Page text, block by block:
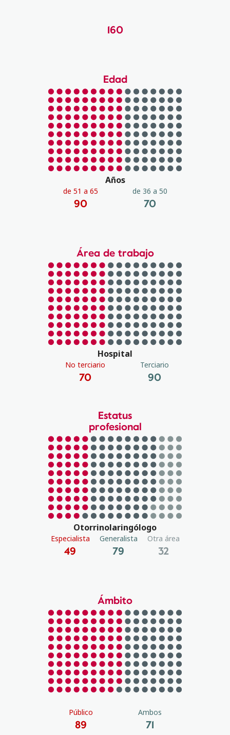
160
Edad
Años
de 51 a 65 de 36 a 50
90 70
Área de trabajo
Hospital
No terciario Terciario
70 90
Estatus
profesional
Otorrinolaringólogo
Especialista Generalista Otra área
49 79 32
Ámbito
Público Ambos
89 71